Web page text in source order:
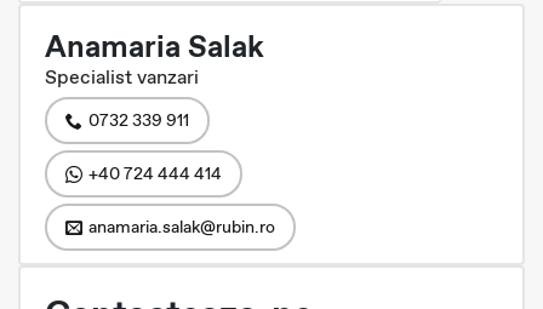
Anamaria Salak
Specialist vanzari
0732 339 911
+40 724 444 414
anamaria.salak@rubin.ro